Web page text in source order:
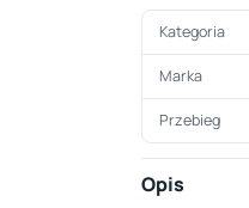
Kategoria
Marka
Przebieg
Opis